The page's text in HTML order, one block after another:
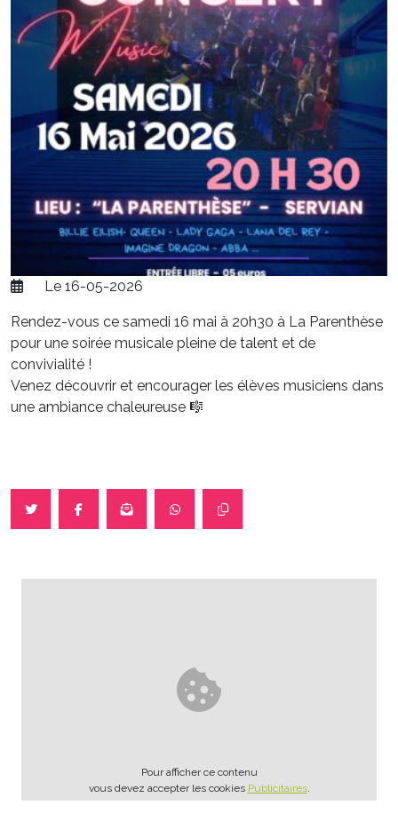
Le 16-05-2026
Rendez-vous ce samedi 16 mai à 20h30 à La Parenthèse
pour une soirée musicale pleine de talent et de
convivialité !
Venez découvrir et encourager les élèves musiciens dans
une ambiance chaleureuse 🎼
Pour afficher ce contenu
vous devez accepter les cookies Publicitaires.